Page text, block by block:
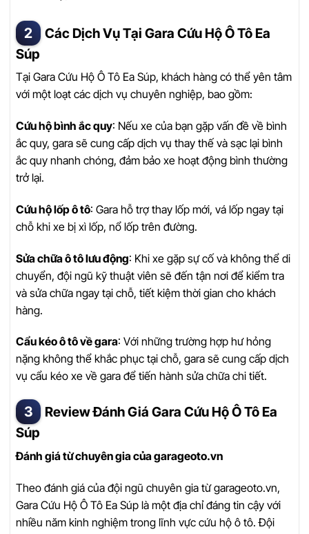
Các Dịch Vụ Tại Gara Cứu Hộ Ô Tô Ea
Súp
Tại Gara Cứu Hộ Ô Tô Ea Súp, khách hàng có thể yên tâm
với một loạt các dịch vụ chuyên nghiệp, bao gồm:
Cứu hộ bình ắc quy: Nếu xe của bạn gặp vấn đề về bình
ắc quy, gara sẽ cung cấp dịch vụ thay thế và sạc lại bình
ắc quy nhanh chóng, đảm bảo xe hoạt động bình thường
trở lại.
Cứu hộ lốp ô tô: Gara hỗ trợ thay lốp mới, vá lốp ngay tại
chỗ khi xe bị xì lốp, nổ lốp trên đường.
Sửa chữa ô tô lưu động: Khi xe gặp sự cố và không thể di
chuyển, đội ngũ kỹ thuật viên sẽ đến tận nơi để kiểm tra
và sửa chữa ngay tại chỗ, tiết kiệm thời gian cho khách
hàng.
Cẩu kéo ô tô về gara: Với những trường hợp hư hỏng
nặng không thể khắc phục tại chỗ, gara sẽ cung cấp dịch
vụ cẩu kéo xe về gara để tiến hành sửa chữa chi tiết.
Review Đánh Giá Gara Cứu Hộ Ô Tô Ea
Súp
Đánh giá từ chuyên gia của garageoto.vn
Theo đánh giá của đội ngũ chuyên gia từ garageoto.vn,
Gara Cứu Hộ Ô Tô Ea Súp là một địa chỉ đáng tin cậy với
nhiều năm kinh nghiệm trong lĩnh vực cứu hộ ô tô. Đội